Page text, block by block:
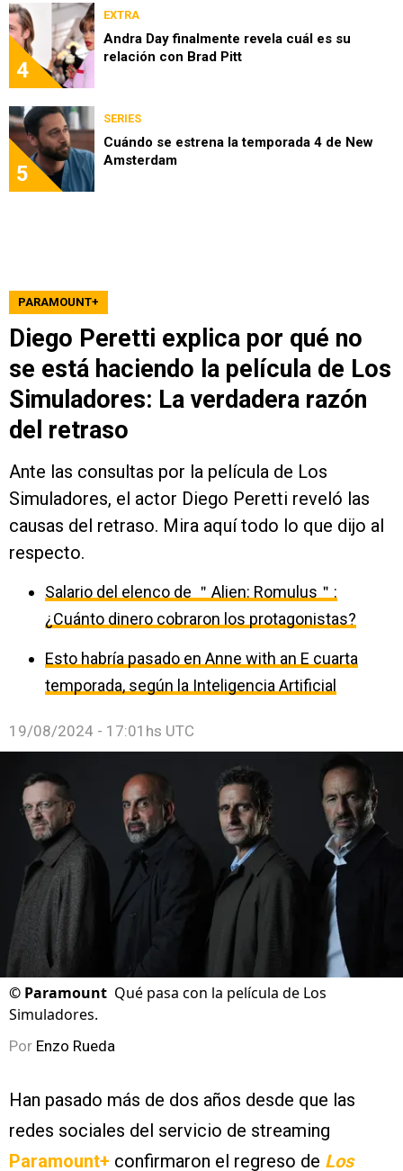
4
EXTRA
Andra Day finalmente revela cuál es su
relación con Brad Pitt
5
SERIES
Cuándo se estrena la temporada 4 de New
Amsterdam
PARAMOUNT+
Diego Peretti explica por qué no
se está haciendo la película de Los
Simuladores: La verdadera razón
del retraso
Ante las consultas por la película de Los
Simuladores, el actor Diego Peretti reveló las
causas del retraso. Mira aquí todo lo que dijo al
respecto.
Salario del elenco de ＂Alien: Romulus＂:
¿Cuánto dinero cobraron los protagonistas?
Esto habría pasado en Anne with an E cuarta
temporada, según la Inteligencia Artificial
19/08/2024 - 17:01hs UTC
© Paramount Qué pasa con la película de Los
Simuladores.
Por Enzo Rueda
Han pasado más de dos años desde que las
redes sociales del servicio de streaming
Paramount+ confirmaron el regreso de Los